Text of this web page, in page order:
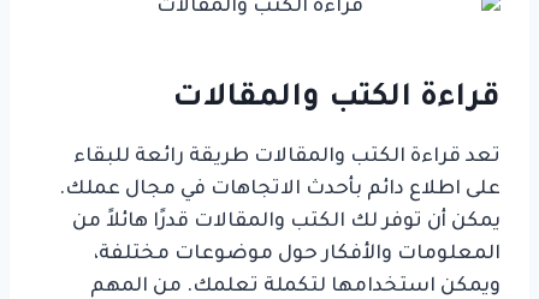
قراءة الكتب والمقالات
تعد قراءة الكتب والمقالات طريقة رائعة للبقاء
على اطلاع دائم بأحدث الاتجاهات في مجال عملك.
يمكن أن توفر لك الكتب والمقالات قدرًا هائلاً من
المعلومات والأفكار حول موضوعات مختلفة،
ويمكن استخدامها لتكملة تعلمك. من المهم